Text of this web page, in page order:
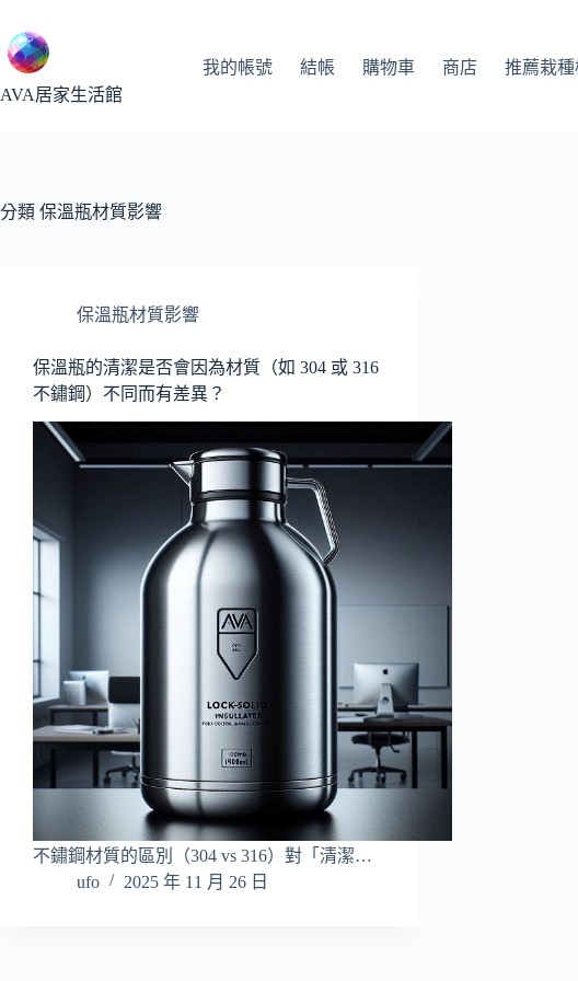
至
主
要
AVA居家生活館
我的帳號 結帳 購物車 商店 推薦栽
分類 保溫瓶材質影響
保溫瓶材質影響
保溫瓶的清潔是否會因為材質（如 304 或 316
不鏽鋼）不同而有差異？
不鏽鋼材質的區別（304 vs 316）對「清潔…
ufo
2025 年 11 月 26 日